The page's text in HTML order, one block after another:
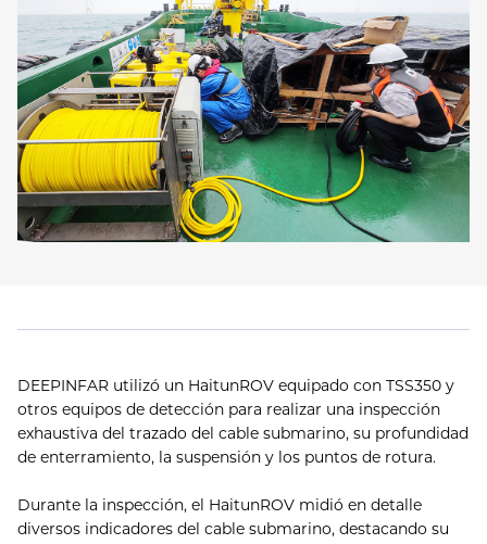
DEEPINFAR utilizó un HaitunROV equipado con TSS350 y
otros equipos de detección para realizar una inspección
exhaustiva del trazado del cable submarino, su profundidad
de enterramiento, la suspensión y los puntos de rotura.
Durante la inspección, el HaitunROV midió en detalle
diversos indicadores del cable submarino, destacando su